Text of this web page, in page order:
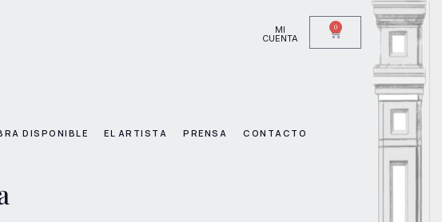
MI
CUENTA
0
DISPONIBLE EL ARTISTA PRENSA CONTACTO